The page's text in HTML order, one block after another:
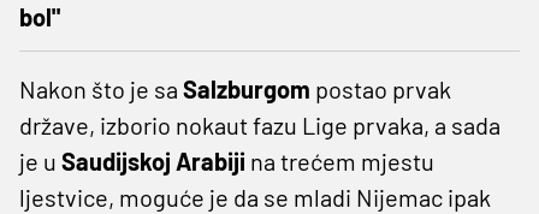
bol"
Nakon što je sa Salzburgom postao prvak
države, izborio nokaut fazu Lige prvaka, a sada
je u Saudijskoj Arabiji na trećem mjestu
ljestvice, moguće je da se mladi Nijemac ipak